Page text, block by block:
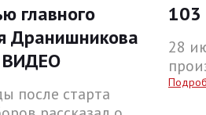
главного
Дранишникова
ВИДЕО
после старта
103
28